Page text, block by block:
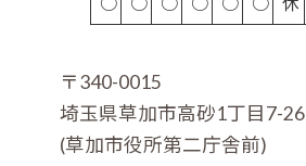
〒340-0015
埼玉県草加市高砂1丁目7-26
(草加市役所第二庁舎前)